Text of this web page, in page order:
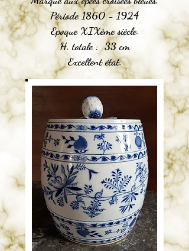
Période 1860 - 1924
Epoque XIXème siècle.
H. totale : 33 cm
Excellent état.